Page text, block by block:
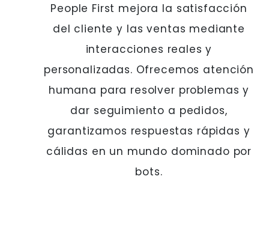
People First mejora la satisfacción
del cliente y las ventas mediante
interacciones reales y
personalizadas. Ofrecemos atención
humana para resolver problemas y
dar seguimiento a pedidos,
garantizamos respuestas rápidas y
cálidas en un mundo dominado por
bots.